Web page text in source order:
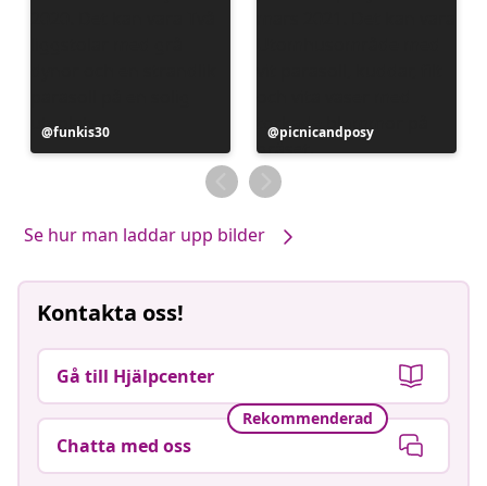
Inlägg
publicerat
funkis30
Inlägg
publicerat
av
picnicandposy
Se hur man laddar upp bilder
Kontakta oss!
Gå till Hjälpcenter
Rekommenderad
Chatta med oss